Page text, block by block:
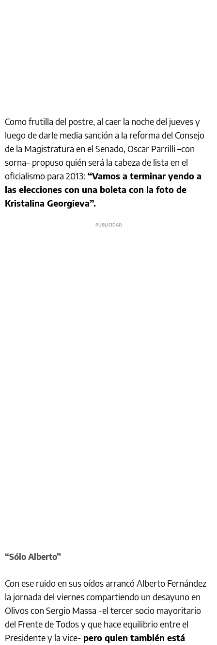
Como frutilla del postre, al caer la noche del jueves y
luego de darle media sanción a la reforma del Consejo
de la Magistratura en el Senado, Oscar Parrilli –con
sorna– propuso quién será la cabeza de lista en el
oficialismo para 2013: “Vamos a terminar yendo a
las elecciones con una boleta con la foto de
Kristalina Georgieva”.
“Sólo Alberto”
Con ese ruido en sus oídos arrancó Alberto Fernández
la jornada del viernes compartiendo un desayuno en
Olivos con Sergio Massa -el tercer socio mayoritario
del Frente de Todos y que hace equilibrio entre el
Presidente y la vice- pero quien también está